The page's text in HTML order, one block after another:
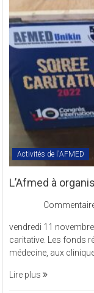
Activités de l'AFMED
L’Afmed à
vendredi 11
caritative. Les fonds
médecine, aux
Lire plus